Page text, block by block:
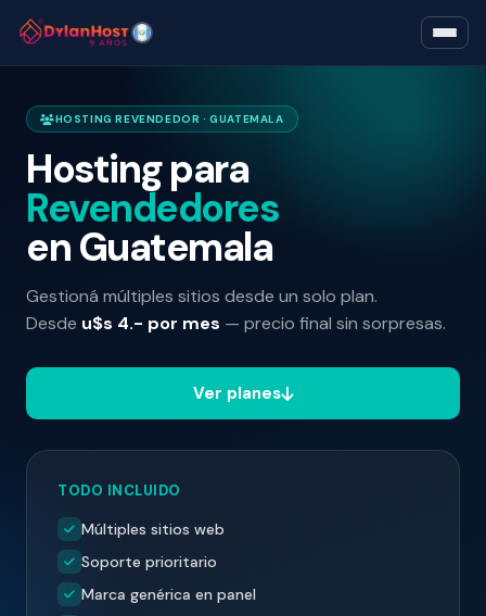
HOSTING REVENDEDOR · GUATEMALA
Hosting para
Revendedores
en Guatemala
Gestioná múltiples sitios desde un solo plan.
Desde u$s 4.- por mes — precio final sin sorpresas.
Ver planes
TODO INCLUIDO
Múltiples sitios web
Soporte prioritario
Marca genérica en panel